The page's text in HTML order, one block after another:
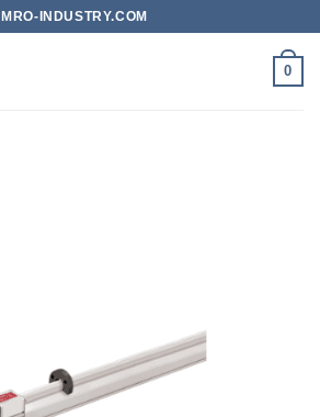
MRO-INDUSTRY.COM
0